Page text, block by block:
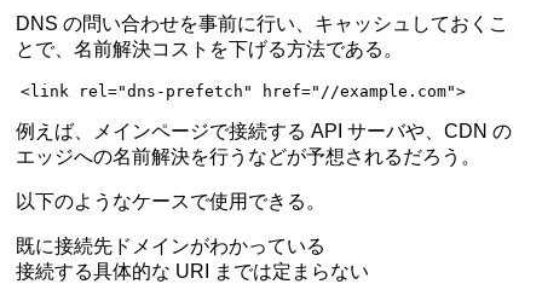
DNS の問い合わせを事前に行い、キャッシュしておくこ
とで、名前解決コストを下げる方法である。
<link rel="dns-prefetch" href="//example.com">
例えば、メインページで接続する API サーバや、CDN の
エッジへの名前解決を行うなどが予想されるだろう。
以下のようなケースで使用できる。
既に接続先ドメインがわかっている
接続する具体的な URI までは定まらない